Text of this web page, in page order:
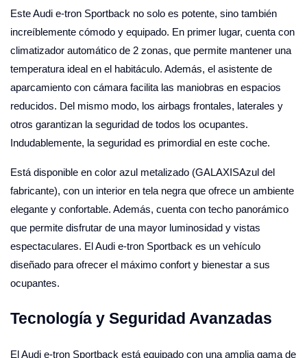
Este Audi e-tron Sportback no solo es potente, sino también
increíblemente cómodo y equipado. En primer lugar, cuenta con
climatizador automático de 2 zonas, que permite mantener una
temperatura ideal en el habitáculo. Además, el asistente de
aparcamiento con cámara facilita las maniobras en espacios
reducidos. Del mismo modo, los airbags frontales, laterales y
otros garantizan la seguridad de todos los ocupantes.
Indudablemente, la seguridad es primordial en este coche.
Está disponible en color azul metalizado (GALAXISAzul del
fabricante), con un interior en tela negra que ofrece un ambiente
elegante y confortable. Además, cuenta con techo panorámico
que permite disfrutar de una mayor luminosidad y vistas
espectaculares. El Audi e-tron Sportback es un vehículo
diseñado para ofrecer el máximo confort y bienestar a sus
ocupantes.
Tecnología y Seguridad Avanzadas
El Audi e-tron Sportback está equipado con una amplia gama de